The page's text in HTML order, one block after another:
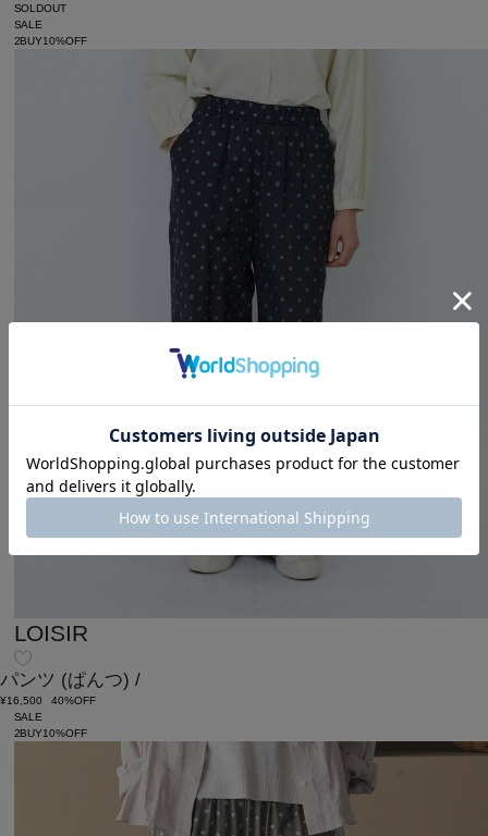
SOLDOUT
SALE
2BUY10%OFF
LOISIR
パンツ (ぱんつ) /
¥16,500
40%OFF
SALE
2BUY10%OFF